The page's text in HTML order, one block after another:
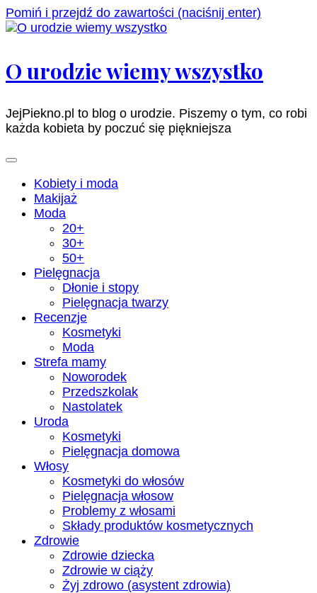
Pomiń i przejdź do zawartości (naciśnij enter)
O urodzie wiemy wszystko
JejPiekno.pl to blog o urodzie. Piszemy o tym, co robi
każda kobieta by poczuć się piękniejsza
Kobiety i moda
Makijaż
Moda
20+
30+
50+
Pielęgnacja
Dłonie i stopy
Pielęgnacja twarzy
Recenzje
Kosmetyki
Moda
Strefa mamy
Noworodek
Przedszkolak
Nastolatek
Uroda
Kosmetyki
Pielęgnacja domowa
Włosy
Kosmetyki do włosów
Pielęgnacja włosow
Problemy z włosami
Składy produktów kosmetycznych
Zdrowie
Zdrowie dziecka
Zdrowie w ciąży
Żyj zdrowo (asystent zdrowia)